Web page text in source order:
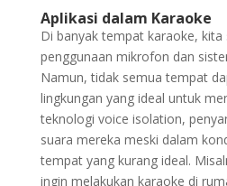
Aplikasi dalam Karaoke
Di banyak tempat karaoke, kita
penggunaan mikrofon dan
Namun, tidak semua tempat
lingkungan yang ideal untuk
teknologi voice isolation,
suara mereka meski dalam
tempat yang kurang ideal.
ingin melakukan karaoke di